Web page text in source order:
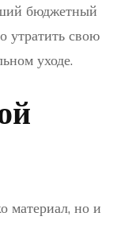
бюджетный
утратить свою
уходе.
материал, но и